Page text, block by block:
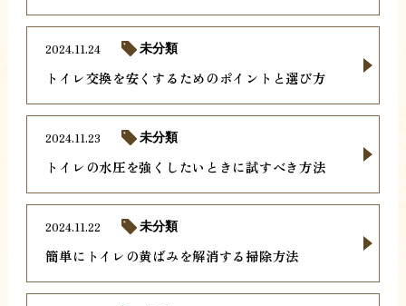
トイレ交換を安くするためのポイントと選び方
2024.11.24 未分類
トイレの水圧を強くしたいときに試すべき方法
2024.11.23 未分類
簡単にトイレの黄ばみを解消する掃除方法
2024.11.22 未分類